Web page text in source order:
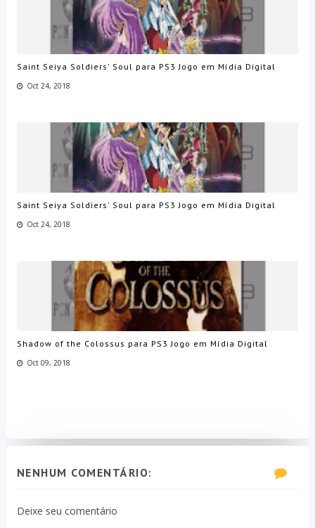
Saint Seiya Soldiers' Soul para PS3 Jogo em Mídia Digital
Oct 24, 2018
Saint Seiya Soldiers' Soul para PS3 Jogo em Mídia Digital
Oct 24, 2018
Shadow of the Colossus para PS3 Jogo em Mídia Digital
Oct 09, 2018
NENHUM COMENTÁRIO:
Deixe seu comentário